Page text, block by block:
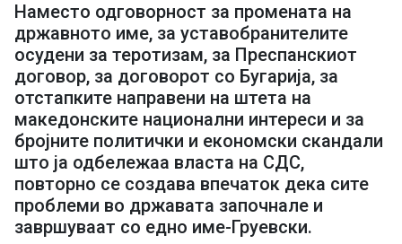
Наместо одговорност за промената на
државното име, за уставобранителите
осудени за теротизам, за Преспанскиот
договор, за договорот со Бугарија, за
отстапките направени на штета на
македонските национални интереси и за
бројните политички и економски скандали
што ја одбележаа власта на СДС,
повторно се создава впечаток дека сите
проблеми во државата започнале и
завршуваат со едно име-Груевски.